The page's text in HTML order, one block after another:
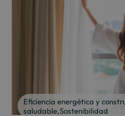
Eficiencia energética y
saludable,Sostenibilidad